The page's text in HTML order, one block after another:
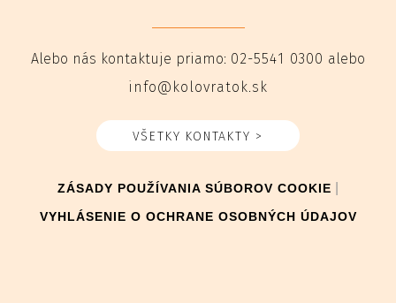
Alebo nás kontaktuje priamo: 02-5541 0300 alebo
info@kolovratok.sk
VŠETKY KONTAKTY >
ZÁSADY POUŽÍVANIA SÚBOROV COOKIE
VYHLÁSENIE O OCHRANE OSOBNÝCH ÚDAJOV